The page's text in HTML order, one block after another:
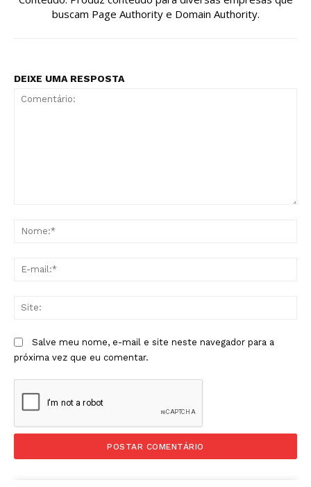
buscam Page Authority e Domain Authority.
DEIXE UMA RESPOSTA
Salve meu nome, e-mail e site neste navegador para a
próxima vez que eu comentar.